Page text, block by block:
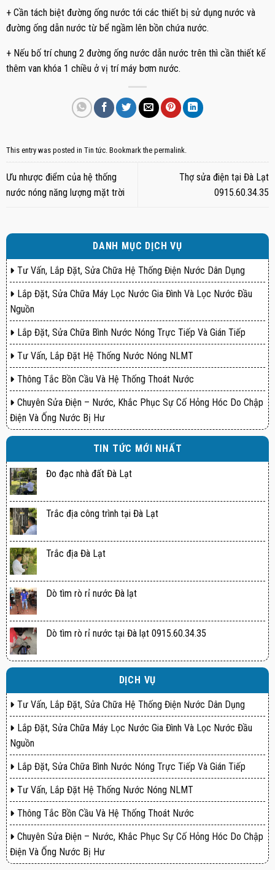
+ Cần tách biệt đường ống nước tới các thiết bị sử dụng nước và
đường ống dẫn nước từ bể ngầm lên bồn chứa nước.
+ Nếu bố trí chung 2 đường ống nước dẫn nước trên thì cần thiết kế
thêm van khóa 1 chiều ở vị trí máy bơm nước.
This entry was posted in Tin tức. Bookmark the permalink.
Ưu nhược điểm của hệ thống
nước nóng năng lượng mặt trời
Thợ sửa điện tại Đà Lạt
0915.60.34.35
DANH MỤC DỊCH VỤ
Tư Vấn, Lắp Đặt, Sửa Chữa Hệ Thống Điện Nước Dân Dụng
Lắp Đặt, Sửa Chữa Máy Lọc Nước Gia Đình Và Lọc Nước Đầu
Nguồn
Lắp Đặt, Sửa Chữa Bình Nước Nóng Trực Tiếp Và Gián Tiếp
Tư Vấn, Lắp Đặt Hệ Thống Nước Nóng NLMT
Thông Tắc Bồn Cầu Và Hệ Thống Thoát Nước
Chuyên Sửa Điện – Nước, Khắc Phục Sự Cố Hỏng Hóc Do Chập
Điện Và Ống Nước Bị Hư
TIN TỨC MỚI NHẤT
Đo đạc nhà đất Đà Lạt
Trắc địa công trình tại Đà Lạt
Trắc địa Đà Lạt
Dò tìm rò rỉ nước Đà lạt
Dò tìm rò rỉ nước tại Đà lạt 0915.60.34.35
DỊCH VỤ
Tư Vấn, Lắp Đặt, Sửa Chữa Hệ Thống Điện Nước Dân Dụng
Lắp Đặt, Sửa Chữa Máy Lọc Nước Gia Đình Và Lọc Nước Đầu
Nguồn
Lắp Đặt, Sửa Chữa Bình Nước Nóng Trực Tiếp Và Gián Tiếp
Tư Vấn, Lắp Đặt Hệ Thống Nước Nóng NLMT
Thông Tắc Bồn Cầu Và Hệ Thống Thoát Nước
Chuyên Sửa Điện – Nước, Khắc Phục Sự Cố Hỏng Hóc Do Chập
Điện Và Ống Nước Bị Hư